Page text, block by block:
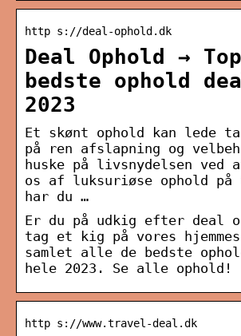
http s://deal-ophold.dk
Deal Ophold →
bedste ophold
2023
Et skønt ophold kan lede
på ren afslapning og
huske på livsnydelsen ved
os af luksuriøse ophold
har du …
Er du på udkig efter deal
tag et kig på vores
samlet alle de bedste
hele 2023. Se alle ophold!
http s://www.travel-deal.dk